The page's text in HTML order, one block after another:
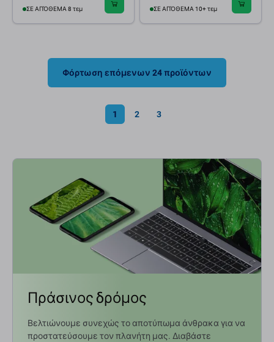
ΣΕ ΑΠΌΘΕΜΑ 8 τεμ ΣΕ ΑΠΌΘΕΜΑ 10+ τεμ
Φόρτωση επόμενων 24 προϊόντων
1 2 3
Πράσινος δρόμος
Βελτιώνουμε συνεχώς το αποτύπωμα άνθρακα για να
προστατεύσουμε τον πλανήτη μας. Διαβάστε